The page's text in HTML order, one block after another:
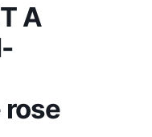
A
rose